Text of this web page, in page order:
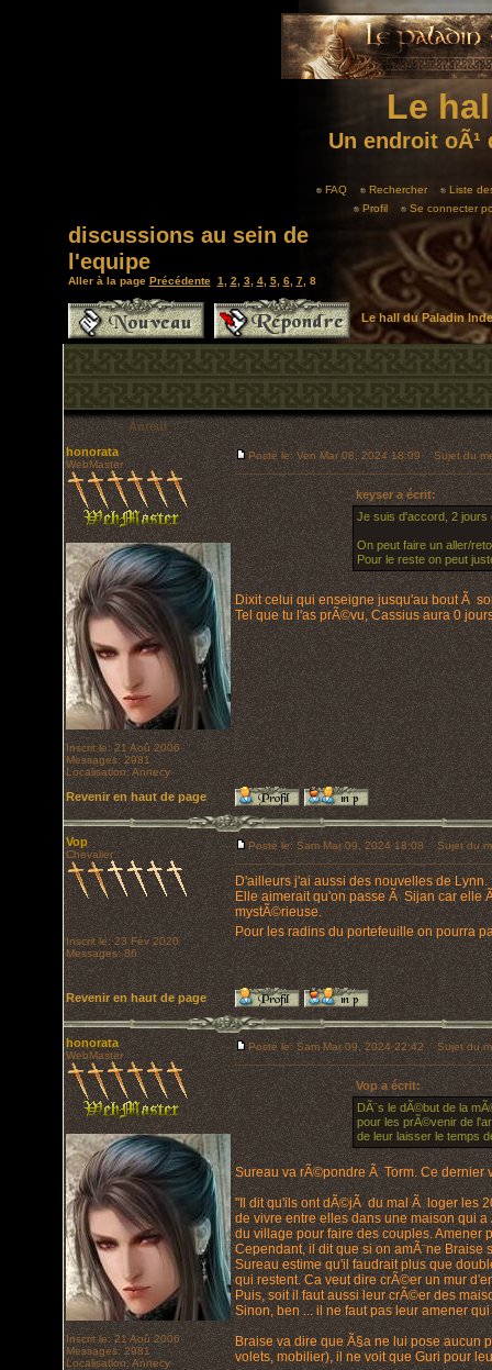
Le
Un endroit
FAQ Rechercher
Liste
Profil
Se connecter
discussions au sein de
l'equipe
Aller à la page Précédente 1 2 3 4, 5, 6, 7, 8
Le hall du Paladin
Auteur
honorata
WebMaster
Inscrit le: 21 Aoû 2006
Messages: 2981
Localisation: Annecy
Posté le: Ven Mar 08, 2024 18:09 Sujet du
keyser a écrit:
Je suis d'accord, 2
On peut faire un aller/
Pour le reste on peut
Dixit celui qui enseigne jusqu'au bout Ã
Tel que tu l'as prÃ©vu, Cassius aura 0
Revenir en haut de page
Vop
Chevalier
Inscrit le: 23 Fév 2020
Messages: 86
Posté le: Sam Mar 09, 2024 18:08 Sujet du
D'ailleurs j'ai aussi des nouvelles de Lynn.
Elle aimerait qu'on passe Ã Sijan car elle
mystÃ©rieuse.
Pour les radins du portefeuille on pourra
Revenir en haut de page
honorata
WebMaster
Inscrit le: 21 Aoû 2006
Messages: 2981
Localisation: Annecy
Posté le: Sam Mar 09, 2024 22:42 Sujet du
Vop a écrit:
DÃ¨s le dÃ©but de la
pour les prÃ©venir de
de leur laisser le temps
Sureau va rÃ©pondre Ã Torm. Ce dernier
"Il dit qu'ils ont dÃ©jÃ du mal Ã loger les
de vivre entre elles dans une maison qui
du village pour faire des couples. Amener
Cependant, il dit que si on amÃ¨ne Braise
Sureau estime qu'il faudrait plus que
qui restent. Ca veut dire crÃ©er un mur
Puis, soit il faut aussi leur crÃ©er des
Sinon, ben ... il ne faut pas leur amener
Braise va dire que Ã§a ne lui pose aucun
volets, mobilier), il ne voit que Guri pour